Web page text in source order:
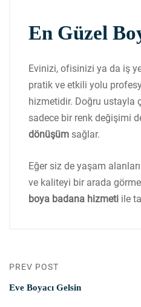
En Güzel
Evinizi, ofisinizi ya da iş
pratik ve etkili yolu
hizmetidir. Doğru ustayla
sadece bir renk değişimi
dönüşüm sağlar.
Eğer siz de yaşam
ve kaliteyi bir arada
boya badana hizmeti ile
PREV POST
Eve Boyacı Gelsin